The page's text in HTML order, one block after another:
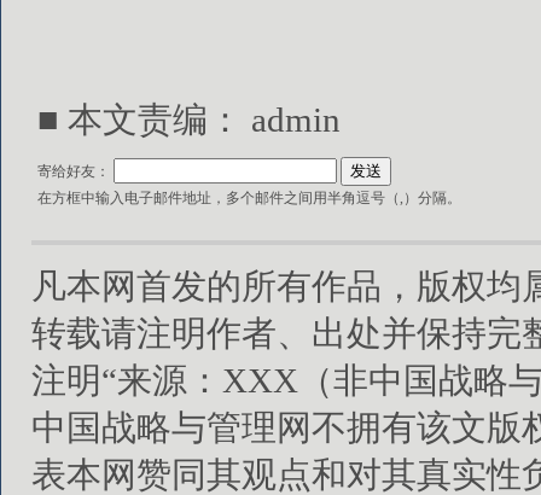
■ 本文责编： admin
寄给好友：
在方框中输入电子邮件地址，多个邮件之间用半角逗号（,）分隔。
凡本网首发的所有作品，版权
转载请注明作者、出处并保持完
注明“来源：XXX（非中国战略
中国战略与管理网不拥有该文
表本网赞同其观点和对其真实